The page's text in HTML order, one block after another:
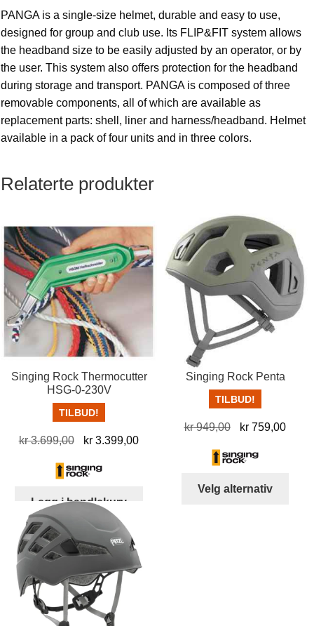
PANGA is a single-size helmet, durable and easy to use,
designed for group and club use. Its FLIP&FIT system allows
the headband size to be easily adjusted by an operator, or by
the user. This system also offers protection for the headband
during storage and transport. PANGA is composed of three
removable components, all of which are available as
replacement parts: shell, liner and harness/headband. Helmet
available in a pack of four units and in three colors.
Relaterte produkter
Singing Rock Thermocutter
HSG-0-230V
TILBUD!
kr3.699,00
Opprinnelig
var:
kr 3.399,00Nåværende
Legg i handlekurv
Singing Rock Penta
TILBUD!
kr949,00
Opprinnelig
var:
kr 759,00
Velg alternativ